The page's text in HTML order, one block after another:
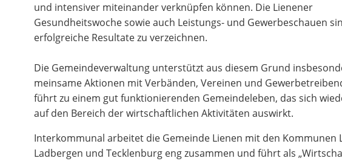
und intensiver miteinander verknüpfen können. Die Lienener
Gesundheitswoche sowie auch Leistungs- und Gewerbeschauen
erfolgreiche Resultate zu verzeichnen.
Die Gemeindeverwaltung unterstützt aus die­sem Grund
meinsame Aktio­nen mit Verbänden, Ver­einen und
führt zu einem gut funktionierenden Ge­mein­deleben, das sich
auf den Bereich der wirtschaftlichen Aktivitäten auswirkt.
Interkommunal arbeitet die Gemeinde Lienen mit den Kommunen
Ladbergen und Tecklenburg eng zusammen und führt als